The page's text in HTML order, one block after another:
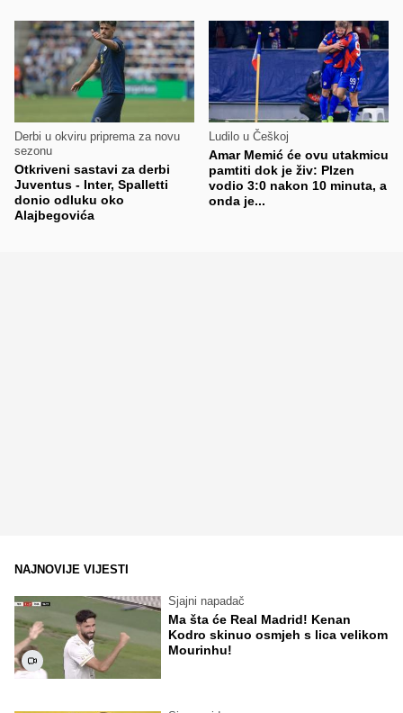
Derbi u okviru priprema za novu
sezonu
Otkriveni sastavi za derbi
Juventus - Inter, Spalletti
donio odluku oko
Alajbegovića
Ludilo u Češkoj
Amar Memić će ovu utakmicu
pamtiti dok je živ: Plzen
vodio 3:0 nakon 10 minuta, a
onda je...
NAJNOVIJE VIJESTI
Sjajni napadač
Ma šta će Real Madrid! Kenan
Kodro skinuo osmjeh s lica velikom
Mourinhu!